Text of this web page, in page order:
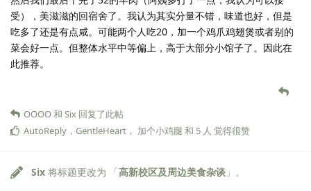
受），美滋滋的回宿舍了。我认为其实分量不错，味道也好，但是
吃多了还是有点咸。可能两个人吃20，加一个鸡爪鸡翅煲或者别的
菜会好一点。但整体水平中等偏上，高于大部分小馆子了。因此在
此推荐。
OOOO和 Six 回复了此帖
AutoReply ， GentleHeart ， 加个小鸡腿 和 5 人 觉得很赞
Six 将标题更改为 「高新校区及周边美食杂谈 」。